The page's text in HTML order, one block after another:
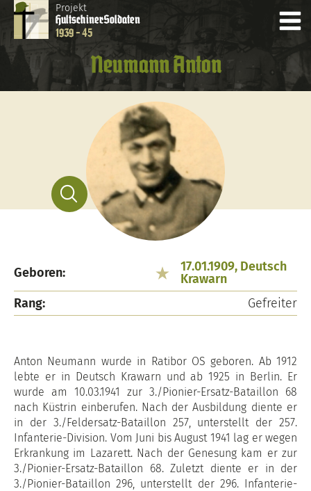
Projekt
HultschinerSoldaten
1939 - 45
Neumann Anton
Geboren:
17.01.1909, Deutsch
Krawarn
Rang:
Gefreiter
Anton Neumann wurde in Ratibor OS geboren. Ab 1912
lebte er in Deutsch Krawarn und ab 1925 in Berlin. Er
wurde am 10.03.1941 zur 3./Pionier-Ersatz-Bataillon 68
nach Küstrin einberufen. Nach der Ausbildung diente er
in der 3./Feldersatz-Bataillon 257, unterstellt der 257.
Infanterie-Division. Vom Juni bis August 1941 lag er wegen
Erkrankung im Lazarett. Nach der Genesung kam er zur
3./Pionier-Ersatz-Bataillon 68. Zuletzt diente er in der
3./Pionier-Bataillon 296, unterstellt der 296. Infanterie-